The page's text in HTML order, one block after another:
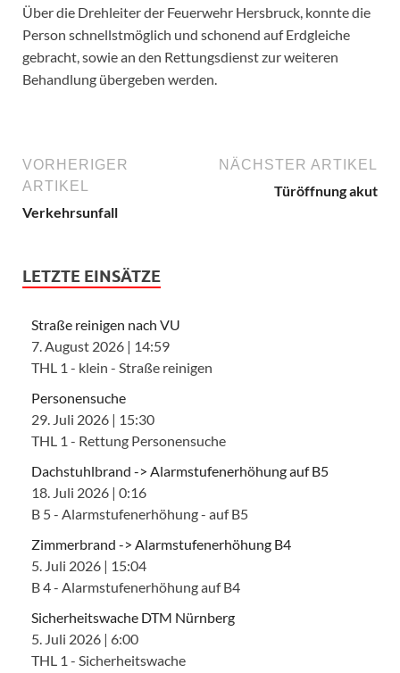
Über die Drehleiter der Feuerwehr Hersbruck, konnte die
Person schnellstmöglich und schonend auf Erdgleiche
gebracht, sowie an den Rettungsdienst zur weiteren
Behandlung übergeben werden.
VORHERIGER
ARTIKEL
Verkehrsunfall
NÄCHSTER ARTIKEL
Türöffnung akut
LETZTE EINSÄTZE
Straße reinigen nach VU
7. August 2026 | 14:59
THL 1 - klein - Straße reinigen
Personensuche
29. Juli 2026 | 15:30
THL 1 - Rettung Personensuche
Dachstuhlbrand -> Alarmstufenerhöhung auf B5
18. Juli 2026 | 0:16
B 5 - Alarmstufenerhöhung - auf B5
Zimmerbrand -> Alarmstufenerhöhung B4
5. Juli 2026 | 15:04
B 4 - Alarmstufenerhöhung auf B4
Sicherheitswache DTM Nürnberg
5. Juli 2026 | 6:00
THL 1 - Sicherheitswache